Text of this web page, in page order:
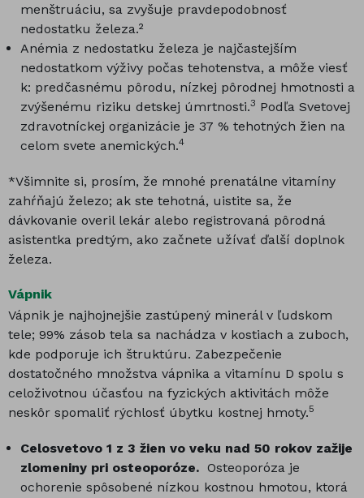
menštruáciu, sa zvyšuje pravdepodobnosť
nedostatku železa.²
Anémia z nedostatku železa je najčastejším
nedostatkom výživy počas tehotenstva, a môže viesť
k: predčasnému pôrodu, nízkej pôrodnej hmotnosti a
zvýšenému riziku detskej úmrtnosti.3 Podľa Svetovej
zdravotníckej organizácie je 37 % tehotných žien na
celom svete anemických.4
*Všimnite si, prosím, že mnohé prenatálne vitamíny
zahŕňajú železo; ak ste tehotná, uistite sa, že
dávkovanie overil lekár alebo registrovaná pôrodná
asistentka predtým, ako začnete užívať ďalší doplnok
železa.
Vápnik
Vápnik je najhojnejšie zastúpený minerál v ľudskom
tele; 99% zásob tela sa nachádza v kostiach a zuboch,
kde podporuje ich štruktúru. Zabezpečenie
dostatočného množstva vápnika a vitamínu D spolu s
celoživotnou účasťou na fyzických aktivitách môže
neskôr spomaliť rýchlosť úbytku kostnej hmoty.5
Celosvetovo 1 z 3 žien vo veku nad 50 rokov zažije
zlomeniny pri osteoporóze. Osteoporóza je
ochorenie spôsobené nízkou kostnou hmotou, ktorá